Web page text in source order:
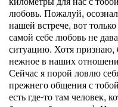
любовь. Пожалуй,
нашей встрече, вот
самой себе любовь не
ситуацию. Хотя признаю,
нежное в наших
Сейчас я порой ловлю
прежнего общения с
есть где-то там человек,